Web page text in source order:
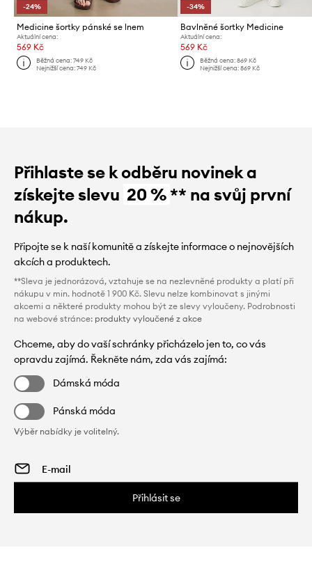
-24%
Medicine šortky pánské se lnem
Aktuální cena:
569 Kč
Běžná cena:749 Kč
Nejnižší cena:749 Kč
-34%
Bavlněné šortky Medicine
Aktuální cena:
569 Kč
Běžná cena: 869 Kč
Nejnižší cena: 869 Kč
Přihlaste se k odběru novinek a
získejte slevu 20 %** na svůj první
nákup.
Připojte se k naší komunitě a získejte informace o nejnovějších
akcích a produktech.
**Sleva je jednorázová, vztahuje se na nezlevněné produkty a platí při
nákupu v min. hodnotě 1 900 Kč. Slevu nelze kombinovat s jinými
akcemi a některé produkty mohou být ze slevy vyloučeny. Podrobnosti
na webové stránce: produkty vyloučené z akce
Chceme, aby do vaší schránky přicházelo jen to, co vás
opravdu zajímá. Řekněte nám, zda vás zajímá:
Dámská móda
Pánská móda
Výběr nabídky je volitelný.
Přihlásit se